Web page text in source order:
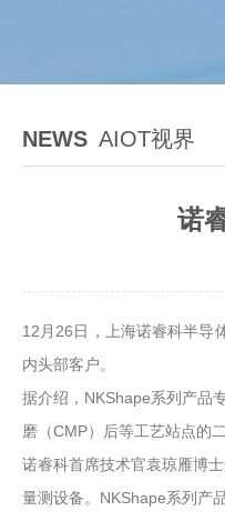
NEWS AIOT视界
诺
12月26日，上海诺睿科半导
内头部客户。
据介绍，NKShape系列产品
磨（CMP）后等工艺站点的
诺睿科首席技术官袁琼雁博
量测设备。NKShape系列产